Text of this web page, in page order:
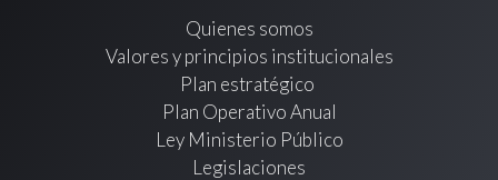
Quienes somos
Valores y principios institucionales
Plan estratégico
Plan Operativo Anual
Ley Ministerio Público
Legislaciones